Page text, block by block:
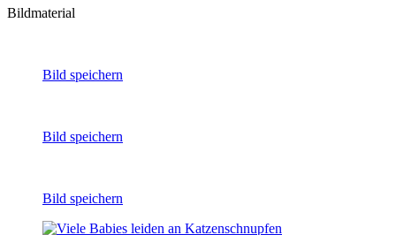
Bildmaterial
Bild speichern
Bild speichern
Bild speichern